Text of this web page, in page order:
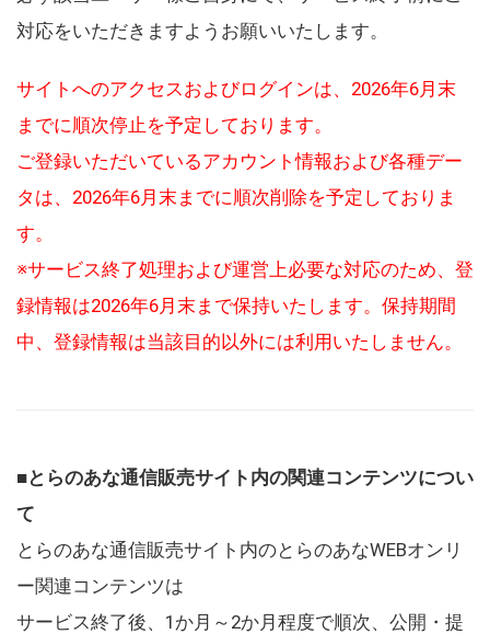
対応をいただきますようお願いいたします。
サイトへのアクセスおよびログインは、2026年6月末
までに順次停止を予定しております。
ご登録いただいているアカウント情報および各種デー
タは、2026年6月末までに順次削除を予定しておりま
す。
※サービス終了処理および運営上必要な対応のため、登
録情報は2026年6月末まで保持いたします。保持期間
中、登録情報は当該目的以外には利用いたしません。
■とらのあな通信販売サイト内の関連コンテンツについ
て
とらのあな通信販売サイト内のとらのあなWEBオンリ
ー関連コンテンツは
サービス終了後、1か月～2か月程度で順次、公開・提